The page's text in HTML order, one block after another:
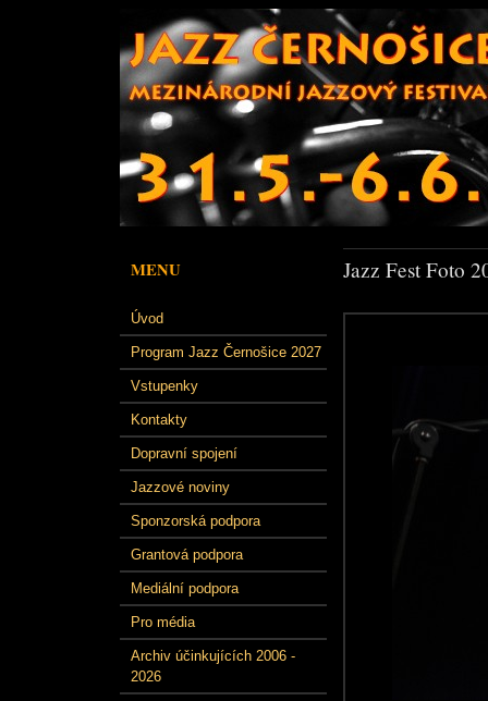
MENU
Úvod
Program Jazz Černošice 2027
Vstupenky
Kontakty
Dopravní spojení
Jazzové noviny
Sponzorská podpora
Grantová podpora
Mediální podpora
Pro média
Archiv účinkujících 2006 -
2026
Jazz Fest Foto